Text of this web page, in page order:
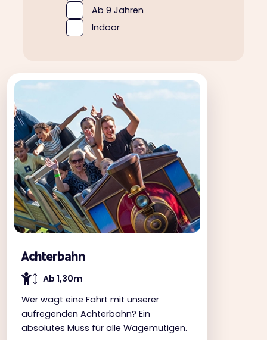
Ab 9 Jahren
Indoor
Achterbahn
Ab 1,30m
Wer wagt eine Fahrt mit unserer
aufregenden Achterbahn? Ein
absolutes Muss für alle Wagemutigen.